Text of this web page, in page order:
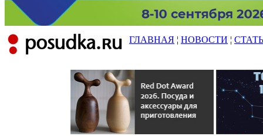
ГЛАВНАЯ ¦ НОВОСТИ ¦